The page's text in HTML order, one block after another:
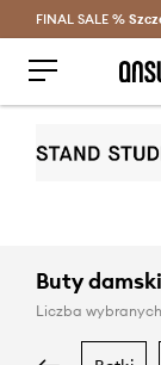
FINAL SALE %
kultową
a codziennym
podczas tworzenia
Buty
Liczba